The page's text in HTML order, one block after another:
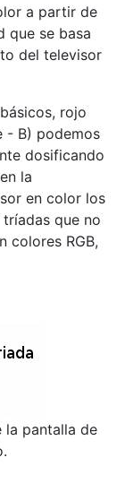
a partir de
que se basa
del televisor
rojo
- B) podemos
dosificando
la
en color los
que no
colores RGB,
la pantalla de